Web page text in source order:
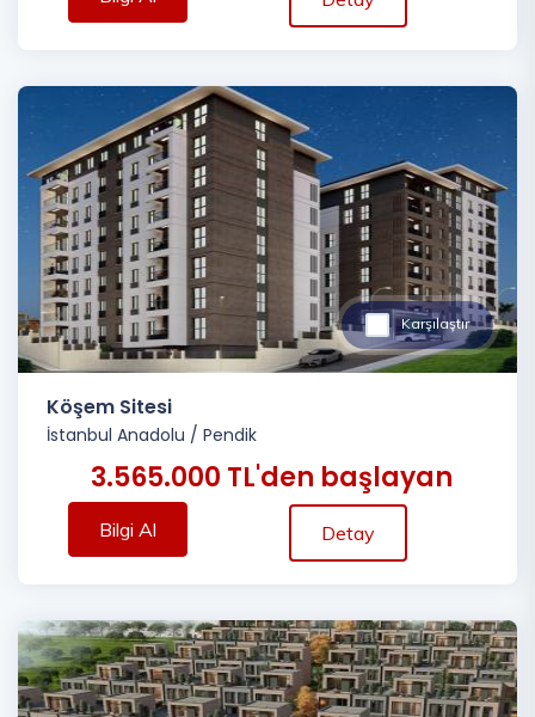
Karşılaştır
Köşem Sitesi
İstanbul Anadolu / Pendik
3.565.000 TL'den başlayan
Bilgi Al Detay